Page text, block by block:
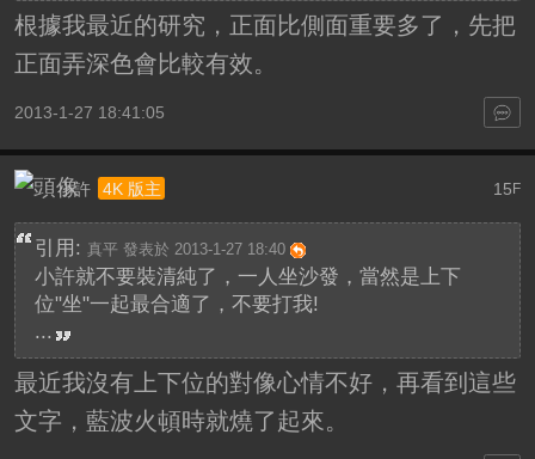
根據我最近的研究，正面比側面重要多了，先把
正面弄深色會比較有效。
2013-1-27 18:41:05
15F
小許 4K 版主
引用: 真平 發表於 2013-1-27 18:40
小許就不要裝清純了，一人坐沙發，當然是上下
位"坐"一起最合適了，不要打我!
...
最近我沒有上下位的對像心情不好，再看到這些
文字，藍波火頓時就燒了起來。